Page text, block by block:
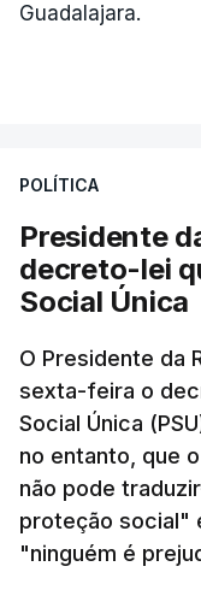
Guadalajara.
POLÍTICA
Presidente
decreto-lei
Social Única
O Presidente da
sexta-feira o
Social Única
no entanto, que
não pode
proteção social"
"ninguém é